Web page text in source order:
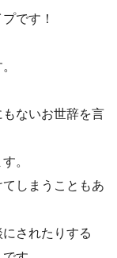
です！
ないお世辞を言
。
しまうこともあ
されたりする